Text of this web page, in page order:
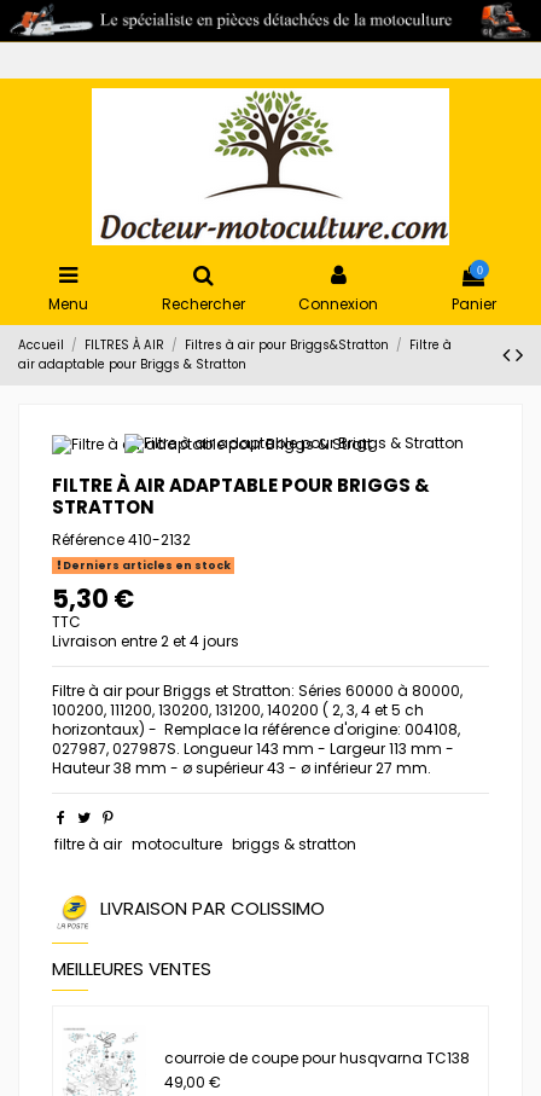
Menu Rechercher Connexion
0
Panier
Accueil FILTRES À AIR Filtres à air pour Briggs&Stratton
Filtre à
air adaptable pour Briggs & Stratton
FILTRE À AIR ADAPTABLE POUR BRIGGS &
STRATTON
Référence410-2132
Derniers articles en stock
5,30 €
TTC
Livraison entre 2 et 4 jours
Filtre à air pour Briggs et Stratton: Séries 60000 à 80000,
100200, 111200, 130200, 131200, 140200 ( 2, 3, 4 et 5 ch
horizontaux) - Remplace la référence d'origine: 004108,
027987, 027987S. Longueur 143 mm - Largeur 113 mm -
Hauteur 38 mm - ø supérieur 43 - ø inférieur 27 mm.
filtre à air motoculture briggs & stratton
LIVRAISON PAR COLISSIMO
MEILLEURES VENTES
courroie de coupe pour husqvarna TC138
49,00 €